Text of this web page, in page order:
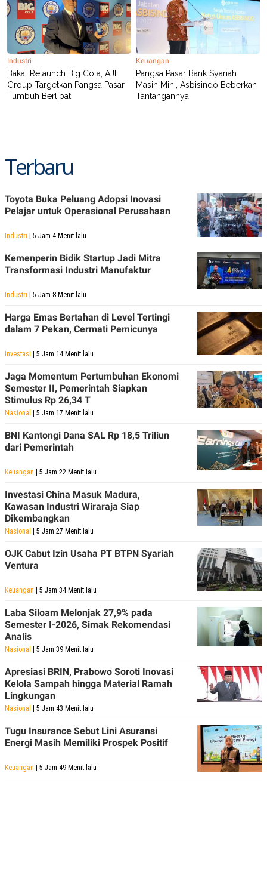
Industri
Bakal Relaunch Big Cola, AJE
Group Targetkan Pangsa Pasar
Tumbuh Berlipat
Keuangan
Pangsa Pasar Bank Syariah
Masih Mini, Asbisindo Beberkan
Tantangannya
Terbaru
Toyota Buka Peluang Adopsi Inovasi
Pelajar untuk Operasional Perusahaan
Industri | 5 Jam 4 Menit lalu
Kemenperin Bidik Startup Jadi Mitra
Transformasi Industri Manufaktur
Industri | 5 Jam 8 Menit lalu
Harga Emas Bertahan di Level Tertingi
dalam 7 Pekan, Cermati Pemicunya
Investasi | 5 Jam 14 Menit lalu
Jaga Momentum Pertumbuhan Ekonomi
Semester II, Pemerintah Siapkan
Stimulus Rp 26,34 T
Nasional | 5 Jam 17 Menit lalu
BNI Kantongi Dana SAL Rp 18,5 Triliun
dari Pemerintah
Keuangan | 5 Jam 22 Menit lalu
Investasi China Masuk Madura,
Kawasan Industri Wiraraja Siap
Dikembangkan
Nasional | 5 Jam 27 Menit lalu
OJK Cabut Izin Usaha PT BTPN Syariah
Ventura
Keuangan | 5 Jam 34 Menit lalu
Laba Siloam Melonjak 27,9% pada
Semester I-2026, Simak Rekomendasi
Analis
Nasional | 5 Jam 39 Menit lalu
Apresiasi BRIN, Prabowo Soroti Inovasi
Kelola Sampah hingga Material Ramah
Lingkungan
Nasional | 5 Jam 43 Menit lalu
Tugu Insurance Sebut Lini Asuransi
Energi Masih Memiliki Prospek Positif
Keuangan | 5 Jam 49 Menit lalu